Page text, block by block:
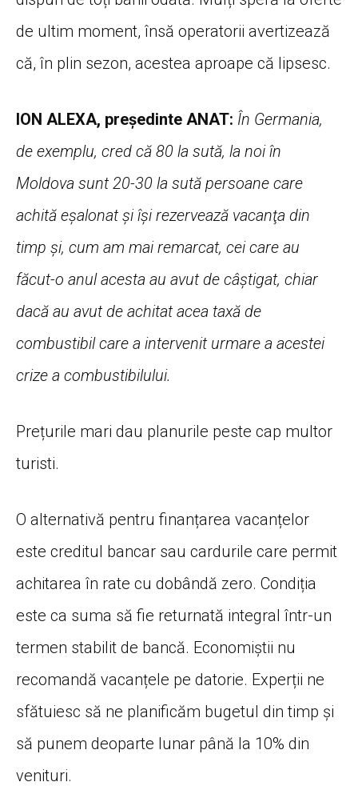
de ultim moment, însă operatorii avertizează
că, în plin sezon, acestea aproape că lipsesc.
ION ALEXA, preşedinte ANAT: În Germania,
de exemplu, cred că 80 la sută, la noi în
Moldova sunt 20-30 la sută persoane care
achită eşalonat şi îşi rezervează vacanţa din
timp şi, cum am mai remarcat, cei care au
făcut-o anul acesta au avut de câştigat, chiar
dacă au avut de achitat acea taxă de
combustibil care a intervenit urmare a acestei
crize a combustibilului.
Prețurile mari dau planurile peste cap multor
turisti.
O alternativă pentru finanțarea vacanțelor
este creditul bancar sau cardurile care permit
achitarea în rate cu dobândă zero. Condiția
este ca suma să fie returnată integral într-un
termen stabilit de bancă. Economiștii nu
recomandă vacanțele pe datorie. Experții ne
sfătuiesc să ne planificăm bugetul din timp și
să punem deoparte lunar până la 10% din
venituri.